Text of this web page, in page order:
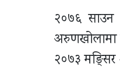
२०७६ साउन
अरुणखोलामा
२०७३ मङ्सिर